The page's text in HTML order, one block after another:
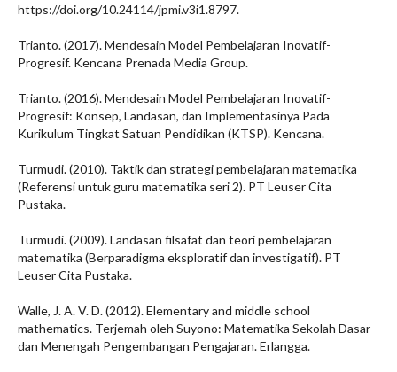
https://doi.org/10.24114/jpmi.v3i1.8797.
Trianto. (2017). Mendesain Model Pembelajaran Inovatif-
Progresif. Kencana Prenada Media Group.
Trianto. (2016). Mendesain Model Pembelajaran Inovatif-
Progresif: Konsep, Landasan, dan Implementasinya Pada
Kurikulum Tingkat Satuan Pendidikan (KTSP). Kencana.
Turmudi. (2010). Taktik dan strategi pembelajaran matematika
(Referensi untuk guru matematika seri 2). PT Leuser Cita
Pustaka.
Turmudi. (2009). Landasan filsafat dan teori pembelajaran
matematika (Berparadigma eksploratif dan investigatif). PT
Leuser Cita Pustaka.
Walle, J. A. V. D. (2012). Elementary and middle school
mathematics. Terjemah oleh Suyono: Matematika Sekolah Dasar
dan Menengah Pengembangan Pengajaran. Erlangga.